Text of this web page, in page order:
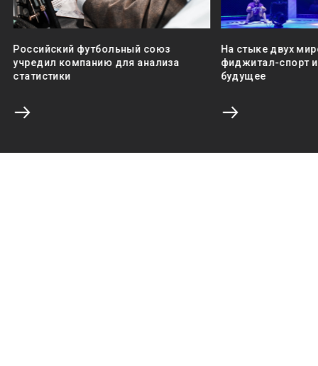
Российский футбольный союз
учредил компанию для анализа
статистики
На стыке двух
фиджитал-спорт
будущее